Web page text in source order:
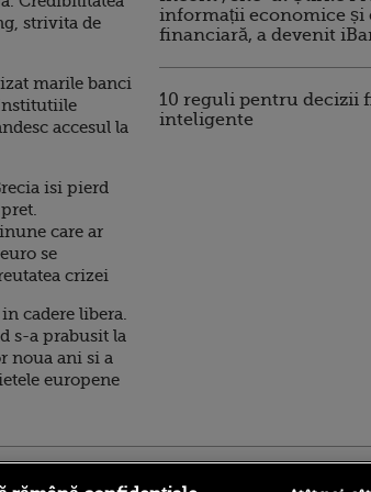
strivita de
marile banci
accesul la
isi pierd
care ar
se
crizei
cadere libera.
s-a prabusit la
ani si a
europene
informații economice și
financiară, a devenit
10 reguli pentru decizii
inteligente